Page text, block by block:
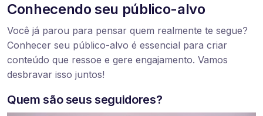
Conhecendo seu público-alvo
Você já parou para pensar quem realmente te segue?
Conhecer seu público-alvo é essencial para criar
conteúdo que ressoe e gere engajamento. Vamos
desbravar isso juntos!
Quem são seus seguidores?